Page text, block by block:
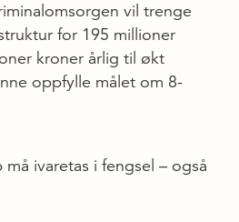
vil trenge
for 195 millioner
kroner årlig til økt
oppfylle målet om 8-
ivaretas i fengsel – også